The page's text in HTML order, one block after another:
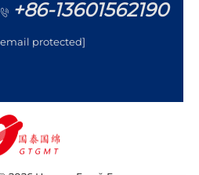
+86-13601562190
protected]